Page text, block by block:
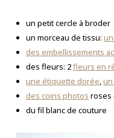
un petit cercle à broder
un morceau de tissu:
des embellissements
des fleurs: 2fleurs en
une étiquette dorée,un
des coins photos roses
du fil blanc de couture